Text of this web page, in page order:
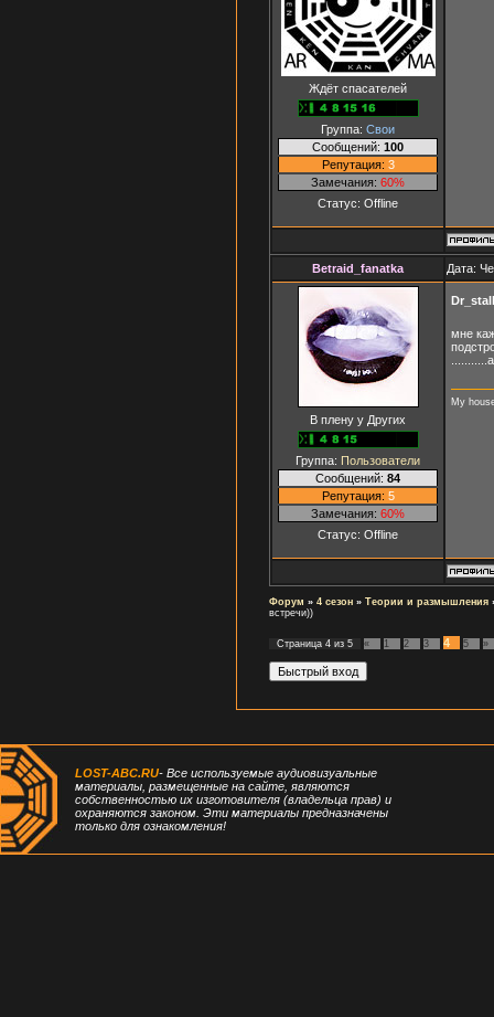
Ждёт спасателей
Группа: Свои
Сообщений: 100
Репутация: 3
Замечания: 60%
Статус: Offline
Betraid_fanatka Дата:
В плену у Других
Группа: Пользователи
Сообщений: 84
Репутация: 5
Замечания: 60%
Статус: Offline
мне
My
Форум » 4 сезон » Теории и размышления
встречи))
Страница 4 из 5 « 1 2 3 4 5 »
LOST-ABC.RU- Все используемые аудиовизуальные
материалы, размещенные на сайте, являются
собственностью их изготовителя (владельца прав) и
охраняются законом. Эти материалы предназначены
только для ознакомления!